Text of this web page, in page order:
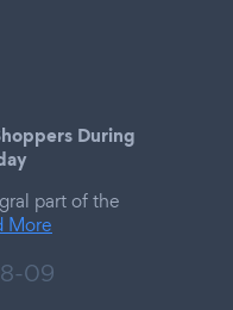
During
part of the
More
09